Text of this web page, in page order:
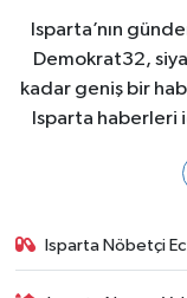
Isparta’nın
Demokrat32,
kadar geniş bir
Isparta haberleri
Isparta Nöbetçi